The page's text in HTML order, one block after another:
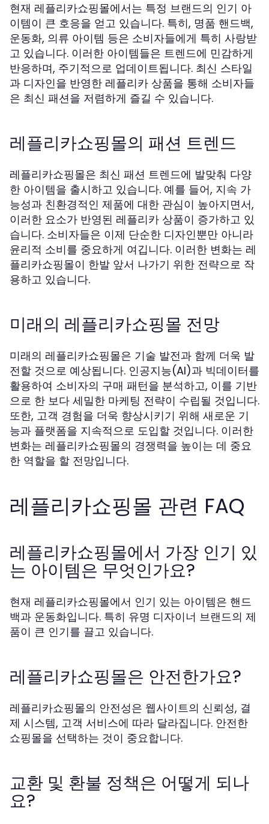
현재 레플리카쇼핑몰에서는 특정 브랜드의 인기 아
이템이 큰 호응을 얻고 있습니다. 특히, 명품 핸드백,
운동화, 의류 아이템 등은 소비자들에게 특히 사랑받
고 있습니다. 이러한 아이템들은 트렌드에 민감하게
반응하며, 주기적으로 업데이트됩니다. 최신 스타일
과 디자인을 반영한 레플리카 상품을 통해 소비자들
은 최신 패션을 저렴하게 즐길 수 있습니다.
레플리카쇼핑몰의 패션 트렌드
레플리카쇼핑몰은 최신 패션 트렌드에 발맞춰 다양
한 아이템을 출시하고 있습니다. 예를 들어, 지속 가
능성과 친환경적인 제품에 대한 관심이 높아지면서,
이러한 요소가 반영된 레플리카 상품이 증가하고 있
습니다. 소비자들은 이제 단순한 디자인뿐만 아니라
윤리적 소비를 중요하게 여깁니다. 이러한 변화는 레
플리카쇼핑몰이 한발 앞서 나가기 위한 전략으로 작
용하고 있습니다.
미래의 레플리카쇼핑몰 전망
미래의 레플리카쇼핑몰은 기술 발전과 함께 더욱 발
전할 것으로 예상됩니다. 인공지능(AI)과 빅데이터를
활용하여 소비자의 구매 패턴을 분석하고, 이를 기반
으로 한 보다 세밀한 마케팅 전략이 수립될 것입니다.
또한, 고객 경험을 더욱 향상시키기 위해 새로운 기
능과 플랫폼을 지속적으로 도입할 것입니다. 이러한
변화는 레플리카쇼핑몰의 경쟁력을 높이는 데 중요
한 역할을 할 전망입니다.
레플리카쇼핑몰 관련 FAQ
레플리카쇼핑몰에서 가장 인기 있
는 아이템은 무엇인가요?
현재 레플리카쇼핑몰에서 인기 있는 아이템은 핸드
백과 운동화입니다. 특히 유명 디자이너 브랜드의 제
품이 큰 인기를 끌고 있습니다.
레플리카쇼핑몰은 안전한가요?
레플리카쇼핑몰의 안전성은 웹사이트의 신뢰성, 결
제 시스템, 고객 서비스에 따라 달라집니다. 안전한
쇼핑몰을 선택하는 것이 중요합니다.
교환 및 환불 정책은 어떻게 되나
요?